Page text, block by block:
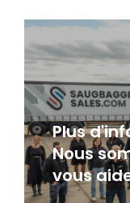
Plus
Nous
vous